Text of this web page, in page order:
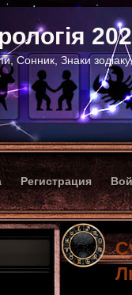
Сонник, Знаки
Регистрация